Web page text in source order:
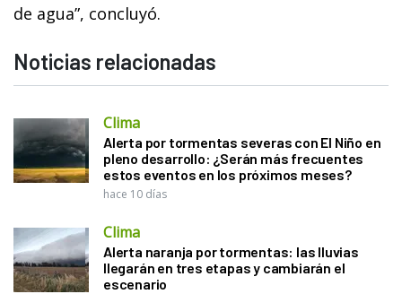
de agua”, concluyó.
Noticias relacionadas
Clima
Alerta por tormentas severas con El Niño en
pleno desarrollo: ¿Serán más frecuentes
estos eventos en los próximos meses?
hace 10 días
Clima
Alerta naranja por tormentas: las lluvias
llegarán en tres etapas y cambiarán el
escenario